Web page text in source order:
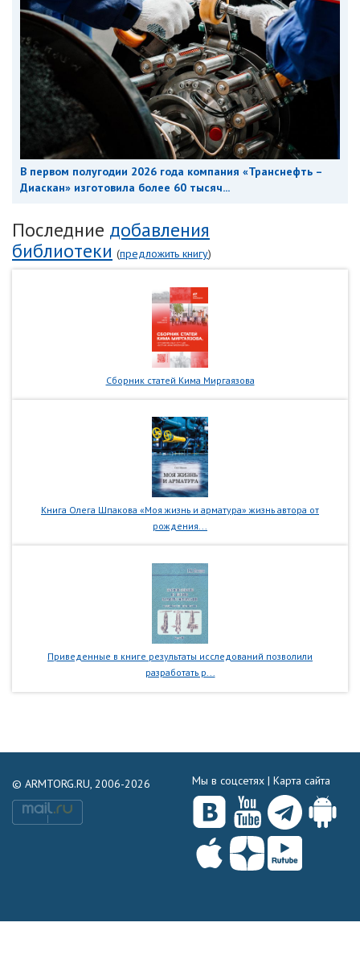
В первом полугодии 2026 года компания «Транснефть –
Диаскан» изготовила более 60 тысяч...
Последние добавления
библиотеки (предложить книгу)
Сборник статей Кима Миргаязова
Книга Олега Шпакова «Моя жизнь и арматура» жизнь автора от
рождения...
Приведенные в книге результаты исследований позволили
разработать р...
© ARMTORG.RU, 2006-2026 Мы в соцсетях | Карта сайта